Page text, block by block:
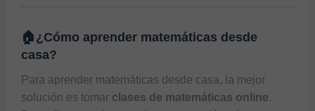
🏠¿Cómo aprender matemáticas desde
casa?
Para aprender matemáticas desde casa, la mejor
solución es tomar clases de matemáticas online.